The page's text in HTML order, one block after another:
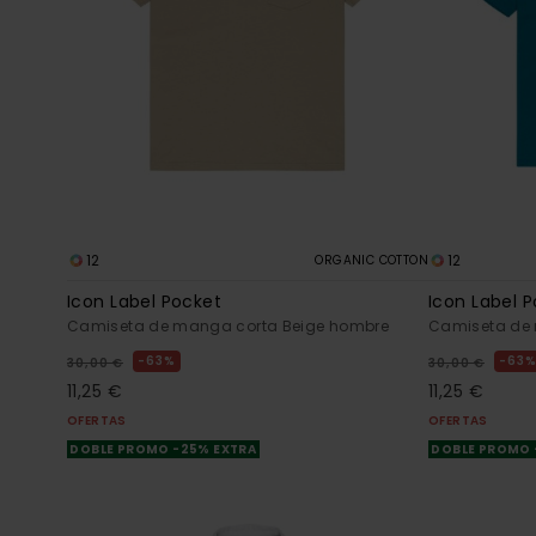
12 ORGANIC COTTON
Icon Label Pocket
Camiseta de manga corta Beige hombre
30,00 € 63%
11,25 €
OFERTAS
DOBLE PROMO -25% EXTRA
12
Icon Label
Camiseta de
30,00 € 63%
11,25 €
OFERTAS
DOBLE PROMO